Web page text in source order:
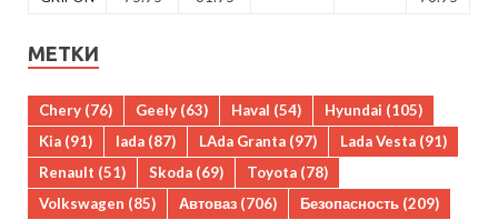
МЕТКИ
Chery (76) Geely (63) Haval (54) Hyundai (105)
Kia (91) lada (87) LAda Granta (97) Lada Vesta (91)
Renault (51) Skoda (69) Toyota (78)
Volkswagen (85) Автоваз (706) Безопасность (209)